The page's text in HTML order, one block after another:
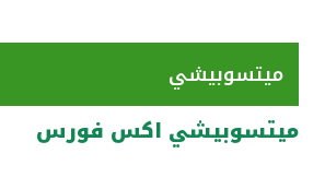
اتصل بنا
مواقع الفروع وأجهزة الصرف الآلي
ميتسوبيشي
ميتسوبيشي اكس فورس